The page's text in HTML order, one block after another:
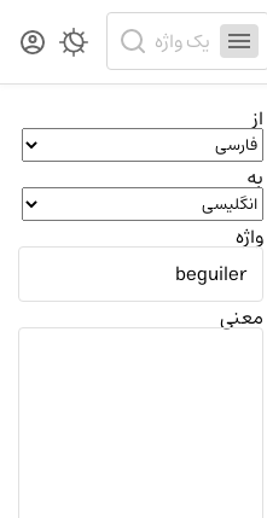
از
به
واژه
معنی